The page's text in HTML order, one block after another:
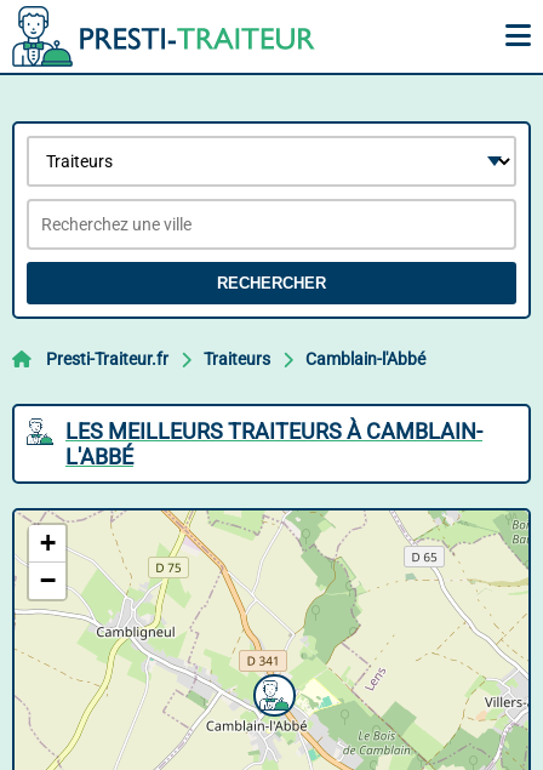
RECHERCHER
Presti-Traiteur.fr Traiteurs Camblain-l'Abbé
LES MEILLEURS TRAITEURS À CAMBLAIN-
L'ABBÉ
+
−